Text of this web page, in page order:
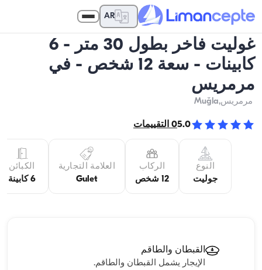
AR
غوليت فاخر بطول 30 متر - 6
كابينات - سعة 12 شخص - في
مرمريس
مرمريس,Muğla
5.0
0 التقييمات
النوع
جوليت
الركاب
12 شخص
العلامة التجارية
Gulet
الكبائن
6 كابينة
القبطان والطاقم
الإيجار يشمل القبطان والطاقم.